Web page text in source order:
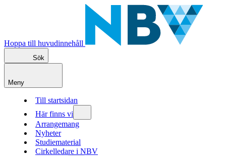
Hoppa till huvudinnehåll
Sök
Meny
Till startsidan
Här finns vi
Arrangemang
Nyheter
Studiematerial
Cirkelledare i NBV